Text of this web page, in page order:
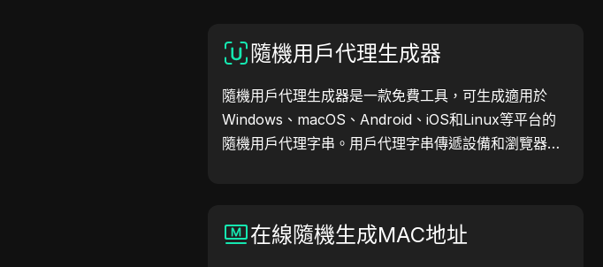
隨機用戶代理生成器
隨機用戶代理生成器是一款免費工具，可生成適用於
Windows、macOS、Android、iOS和Linux等平台的
隨機用戶代理字串。用戶代理字串傳遞設備和瀏覽器資
在線隨機生成MAC地址